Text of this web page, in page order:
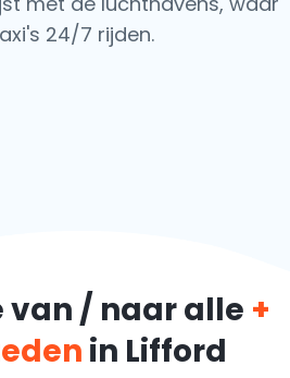
24/7 rijden.
van / naar alle +
in Lifford